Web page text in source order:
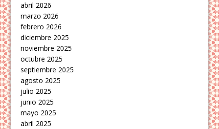
abril 2026
marzo 2026
febrero 2026
diciembre 2025
noviembre 2025
octubre 2025
septiembre 2025
agosto 2025
julio 2025
junio 2025
mayo 2025
abril 2025